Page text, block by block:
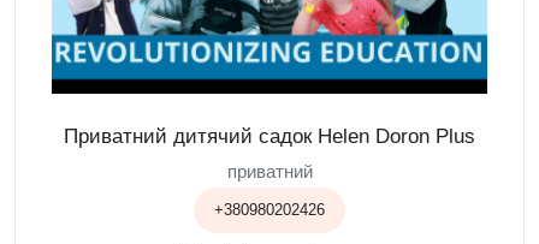
Приватний дитячий садок Helen Doron Plus
приватний
+380980202426